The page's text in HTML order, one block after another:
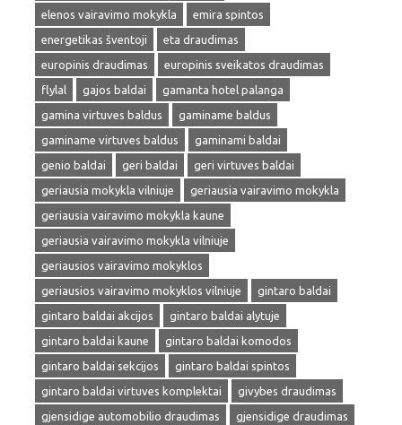
elenos vairavimo mokykla
emira spintos
energetikas šventoji
eta draudimas
europinis draudimas
europinis sveikatos draudimas
flylal
gajos baldai
gamanta hotel palanga
gamina virtuves baldus
gaminame baldus
gaminame virtuves baldus
gaminami baldai
genio baldai
geri baldai
geri virtuves baldai
geriausia mokykla vilniuje
geriausia vairavimo mokykla
geriausia vairavimo mokykla kaune
geriausia vairavimo mokykla vilniuje
geriausios vairavimo mokyklos
geriausios vairavimo mokyklos vilniuje
gintaro baldai
gintaro baldai akcijos
gintaro baldai alytuje
gintaro baldai kaune
gintaro baldai komodos
gintaro baldai sekcijos
gintaro baldai spintos
gintaro baldai virtuves komplektai
givybes draudimas
gjensidige automobilio draudimas
gjensidige draudimas